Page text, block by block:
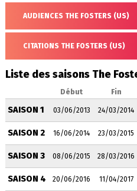
AUDIENCES THE FOSTERS (US)
CITATIONS THE FOSTERS (US)
Liste des saisons The
Début Fin
SAISON 1 03/06/2013 24/03/2014
SAISON 2 16/06/2014 23/03/2015
SAISON 3 08/06/2015 28/03/2016
SAISON 4 20/06/2016 11/04/2017